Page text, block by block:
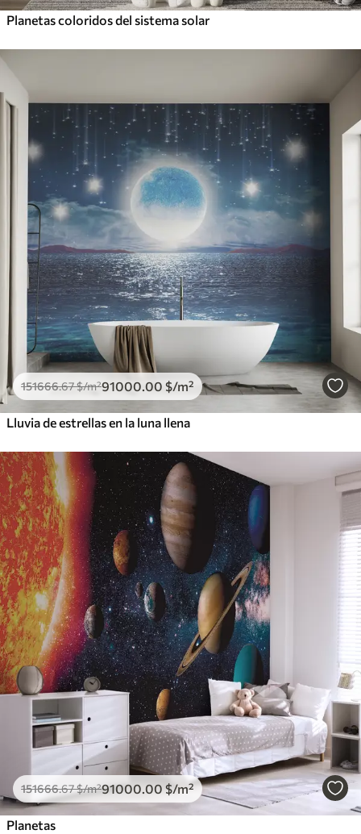
Planetas coloridos del sistema solar
151666.67$/m²91000.00 $/m²
Lluvia de estrellas en la luna llena
151666.67$/m²91000.00 $/m²
Planetas